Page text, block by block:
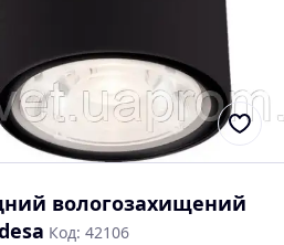
вологозахищений
Код: 42106